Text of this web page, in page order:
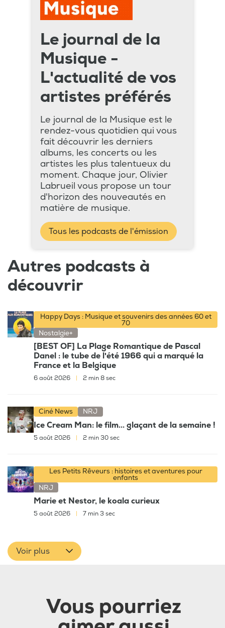
Le journal de la
Musique -
L'actualité de vos
artistes préférés
Le journal de la Musique est le
rendez-vous quotidien qui vous
fait découvrir les derniers
albums, les concerts ou les
artistes les plus talentueux du
moment. Chaque jour, Olivier
Labrueil vous propose un tour
d'horizon des nouveautés en
matière de musique.
Tous les podcasts de l'émission
Autres podcasts à
découvrir
Happy Days : Musique et souvenirs des années 60 et
70
Nostalgie+
[BEST OF] La Plage Romantique de Pascal
Danel : le tube de l'été 1966 qui a marqué la
France et la Belgique
6 août 2026 2 min 8 sec
Ciné News NRJ
Ice Cream Man: le film... glaçant de la semaine !
5 août 2026 | 2 min 30 sec
Les Petits Rêveurs : histoires et aventures pour
enfants
NRJ
Marie et Nestor, le koala curieux
5 août 2026 7 min 3 sec
Voir plus
Vous pourriez